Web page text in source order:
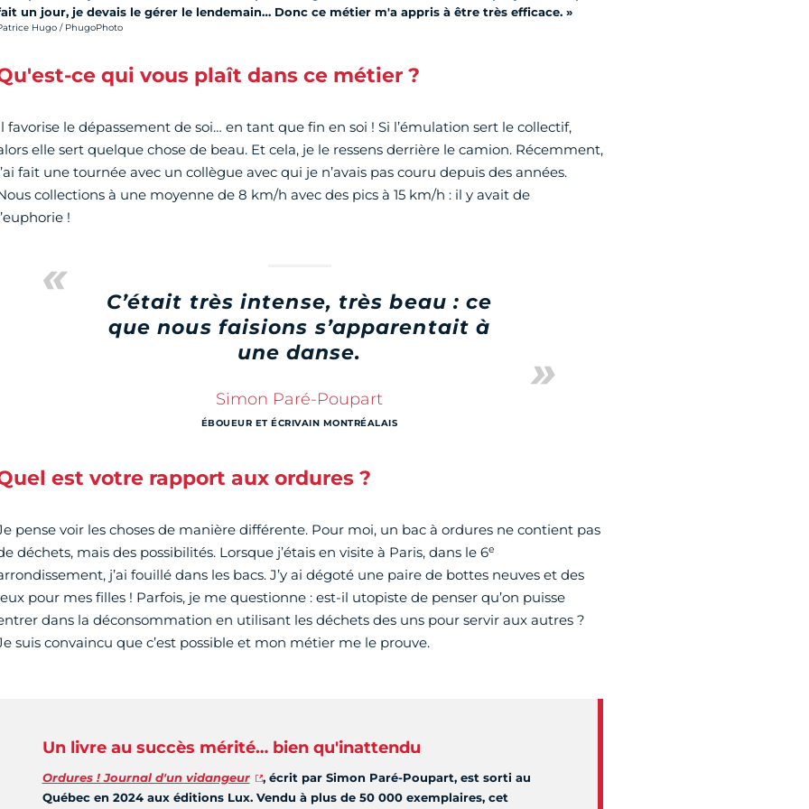
un jour, je devais le gérer le lendemain… Donc ce métier m'a appris à être très efficace. »
photo :
Hugo / PhugoPhoto
ce qui vous plaît dans ce métier ?
favorise le dépassement de soi… en tant que fin en soi ! Si l’émulation sert le collectif,
elle sert quelque chose de beau. Et cela, je le ressens derrière le camion. Récemment,
fait une tournée avec un collègue avec qui je n’avais pas couru depuis des années.
collections à une moyenne de 8 km/h avec des pics à 15 km/h : il y avait de
!
C’était très intense, très beau : ce
que nous faisions s’apparentait à
une danse.
Simon Paré-Poupart
ÉBOUEUR ET ÉCRIVAIN MONTRÉALAIS
est votre rapport aux ordures ?
pense voir les choses de manière différente. Pour moi, un bac à ordures ne contient pas
déchets, mais des possibilités. Lorsque j’étais en visite à Paris, dans le 6e
j’ai fouillé dans les bacs. J’y ai dégoté une paire de bottes neuves et des
pour mes filles ! Parfois, je me questionne : est-il utopiste de penser qu’on puisse
dans la déconsommation en utilisant les déchets des uns pour servir aux autres ?
suis convaincu que c’est possible et mon métier me le prouve.
Un livre au succès mérité… bien qu'inattendu
Ordures ! Journal d'un vidangeur
, écrit par Simon Paré-Poupart, est sorti au
Québec en 2024 aux éditions Lux. Vendu à plus de 50 000 exemplaires, cet